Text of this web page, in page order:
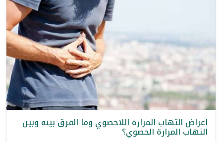
اعراض التهاب المرارة اللاحصوي وما الفرق بينه وبين
التهاب المرارة الحصوي؟